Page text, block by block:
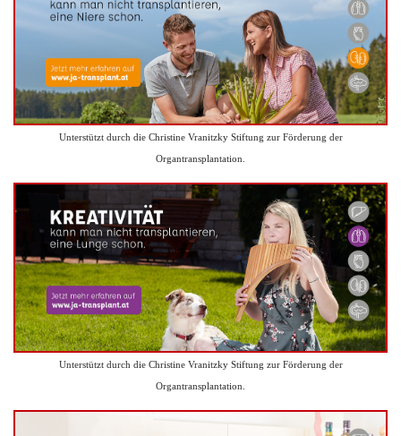
Unterstützt durch die Christine Vranitzky Stiftung zur Förderung der
Organtransplantation.
Unterstützt durch die Christine Vranitzky Stiftung zur Förderung der
Organtransplantation.